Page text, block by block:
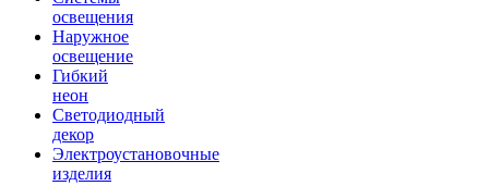
освещения
Наружное
освещение
Гибкий
неон
Светодиодный
декор
Электроустановочные
изделия